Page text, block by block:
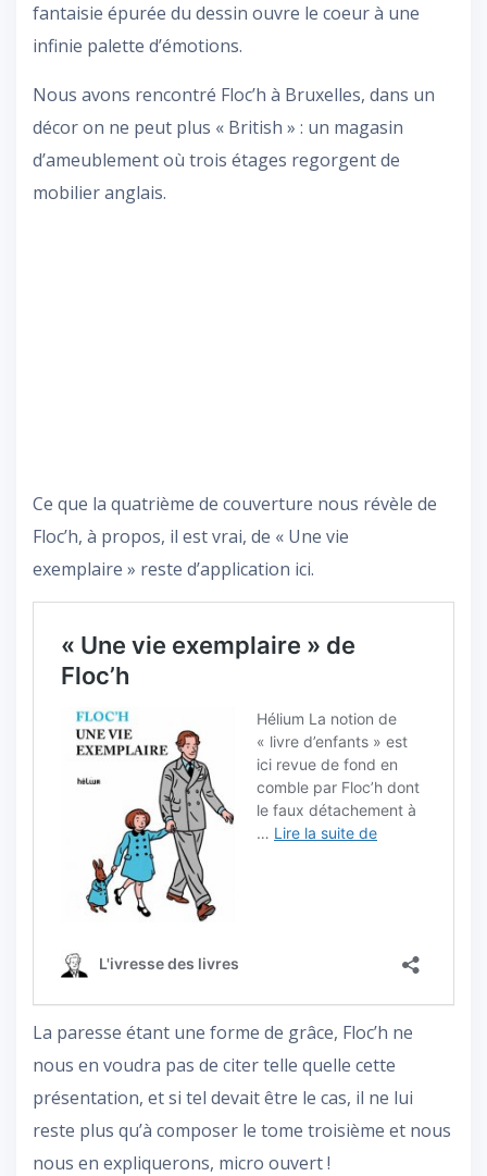
fantaisie épurée du dessin ouvre le coeur à une
infinie palette d’émotions.
Nous avons rencontré Floc’h à Bruxelles, dans un
décor on ne peut plus « British » : un magasin
d’ameublement où trois étages regorgent de
mobilier anglais.
Ce que la quatrième de couverture nous révèle de
Floc’h, à propos, il est vrai, de « Une vie
exemplaire » reste d’application ici.
La paresse étant une forme de grâce, Floc’h ne
nous en voudra pas de citer telle quelle cette
présentation, et si tel devait être le cas, il ne lui
reste plus qu’à composer le tome troisième et nous
nous en expliquerons, micro ouvert !